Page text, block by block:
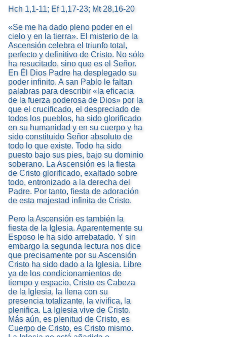
Hch 1,1-11; Ef 1,17-23; Mt 28,16-20
«Se me ha dado pleno poder en el
cielo y en la tierra». El misterio de la
Ascensión celebra el triunfo total,
perfecto y definitivo de Cristo. No sólo
ha resucitado, sino que es el Señor.
En Él Dios Padre ha desplegado su
poder infinito. A san Pablo le faltan
palabras para describir «la eficacia
de la fuerza poderosa de Dios» por la
que el crucificado, el despreciado de
todos los pueblos, ha sido glorificado
en su humanidad y en su cuerpo y ha
sido constituido Señor absoluto de
todo lo que existe. Todo ha sido
puesto bajo sus pies, bajo su dominio
soberano. La Ascensión es la fiesta
de Cristo glorificado, exaltado sobre
todo, entronizado a la derecha del
Padre. Por tanto, fiesta de adoración
de esta majestad infinita de Cristo.
Pero la Ascensión es también la
fiesta de la Iglesia. Aparentemente su
Esposo le ha sido arrebatado. Y sin
embargo la segunda lectura nos dice
que precisamente por su Ascensión
Cristo ha sido dado a la Iglesia. Libre
ya de los condicionamientos de
tiempo y espacio, Cristo es Cabeza
de la Iglesia, la llena con su
presencia totalizante, la vivifica, la
plenifica. La Iglesia vive de Cristo.
Más aún, es plenitud de Cristo, es
Cuerpo de Cristo, es Cristo mismo.